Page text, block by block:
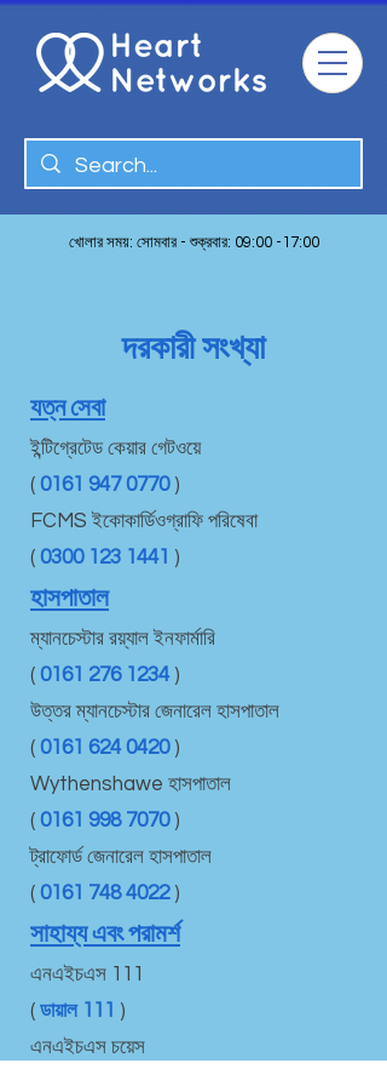
খোলার সময়: সোমবার - শুক্রবার: 09:00 -17:00
দরকারী সংখ্যা
যত্ন সেবা
ইন্টিগ্রেটেড কেয়ার গেটওয়ে
( 0161 947 0770 )
FCMS ইকোকার্ডিওগ্রাফি পরিষেবা
( 0300 123 1441 )
হাসপাতাল
ম্যানচেস্টার রয়্যাল ইনফার্মারি
( 0161 276 1234)
উত্তর ম্যানচেস্টার জেনারেল হাসপাতাল
( 0161 624 0420)
Wythenshawe হাসপাতাল
( 0161 998 7070)
ট্রাফোর্ড জেনারেল হাসপাতাল
( 0161 748 4022)
সাহায্য এবং পরামর্শ
এনএইচএস 111
( ডায়াল 111 )
এনএইচএস চয়েস